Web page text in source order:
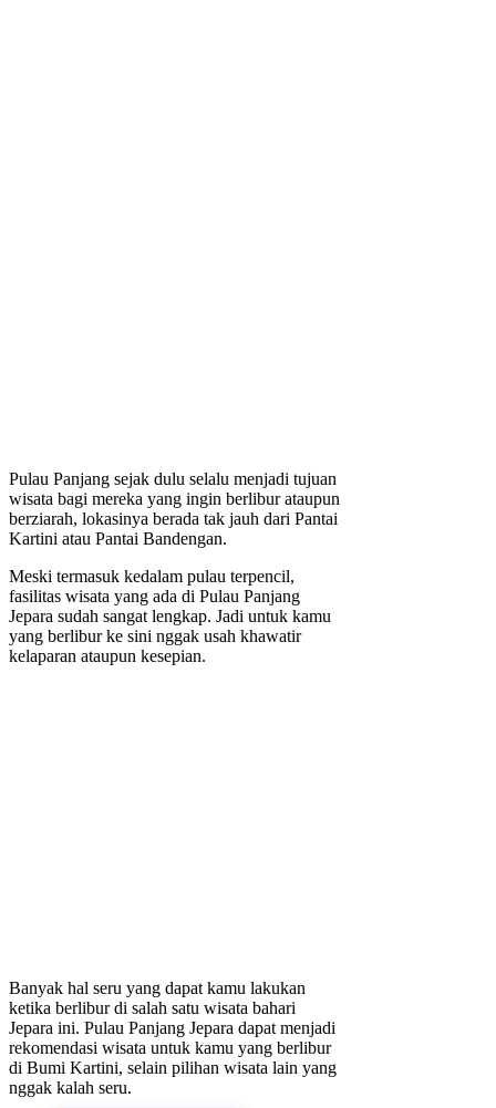
Pulau Panjang sejak dulu selalu menjadi tujuan
wisata bagi mereka yang ingin berlibur ataupun
berziarah, lokasinya berada tak jauh dari Pantai
Kartini atau Pantai Bandengan.
Meski termasuk kedalam pulau terpencil,
fasilitas wisata yang ada di Pulau Panjang
Jepara sudah sangat lengkap. Jadi untuk kamu
yang berlibur ke sini nggak usah khawatir
kelaparan ataupun kesepian.
Banyak hal seru yang dapat kamu lakukan
ketika berlibur di salah satu wisata bahari
Jepara ini. Pulau Panjang Jepara dapat menjadi
rekomendasi wisata untuk kamu yang berlibur
di Bumi Kartini, selain pilihan wisata lain yang
nggak kalah seru.